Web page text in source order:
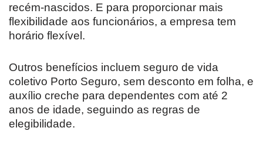
recém-nascidos. E para proporcionar mais
flexibilidade aos funcionários, a empresa tem
horário flexível.
Outros benefícios incluem seguro de vida
coletivo Porto Seguro, sem desconto em folha, e
auxílio creche para dependentes com até 2
anos de idade, seguindo as regras de
elegibilidade.